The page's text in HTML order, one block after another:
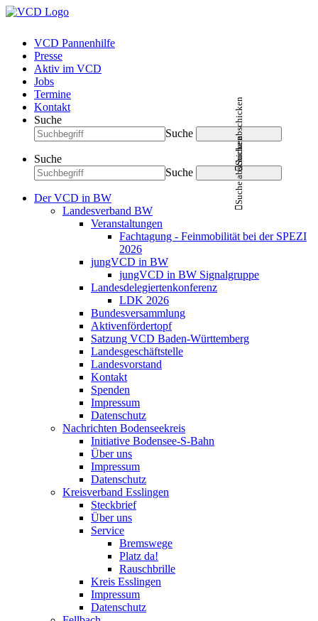
VCD Pannenhilfe
Presse
Aktiv im VCD
Jobs
Termine
Kontakt
Suche
Suche
Suche abschicken
Suche
Suche
Suche abschicken
Der VCD in BW
Landesverband BW
Veranstaltungen
Fachtagung - Feinmobilität bei der SPEZI
2026
jungVCD in BW
jungVCD in BW Signalgruppe
Landesdelegiertenkonferenz
LDK 2026
Bundesversammlung
Aktivenfördertopf
Satzung VCD Baden-Württemberg
Landesgeschäftstelle
Landesvorstand
Kontakt
Spenden
Impressum
Datenschutz
Nachrichten Bodenseekreis
Initiative Bodensee-S-Bahn
Über uns
Impressum
Datenschutz
Kreisverband Esslingen
Steckbrief
Über uns
Service
Bremswege
Platz da!
Rauschbrille
Kreis Esslingen
Impressum
Datenschutz